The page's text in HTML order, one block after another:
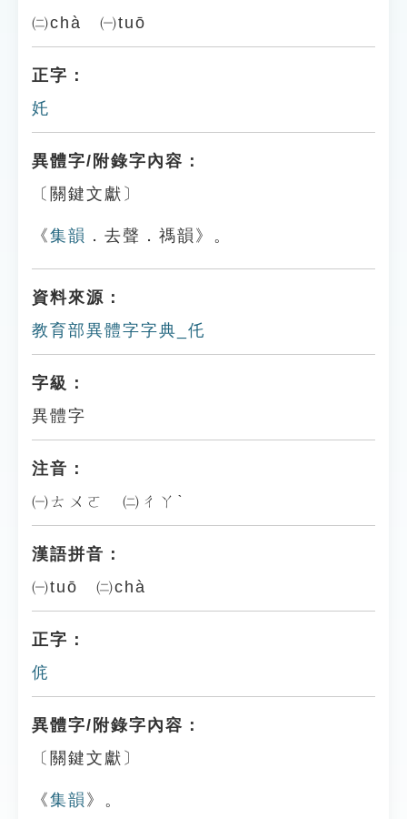
㈡chà ㈠tuō
正字：
奼
異體字/附錄字內容：
〔關鍵文獻〕
《集韻 ．去聲．禡韻》。
資料來源：
教育部異體字字典_仛
字級：
異體字
注音：
㈠ㄊㄨㄛ ㈡ㄔㄚˋ
漢語拼音：
㈠tuō ㈡chà
正字：
侂
異體字/附錄字內容：
〔關鍵文獻〕
《集韻 》。